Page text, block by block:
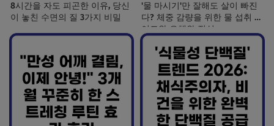
8시간을 자도 피곤한 이유, 당신
이 놓친 수면의 질 3가지 비밀
'물 마시기'만 잘해도 살이 빠진
다? 체중 감량을 위한 물 섭취 가
이드와 오해와 진실